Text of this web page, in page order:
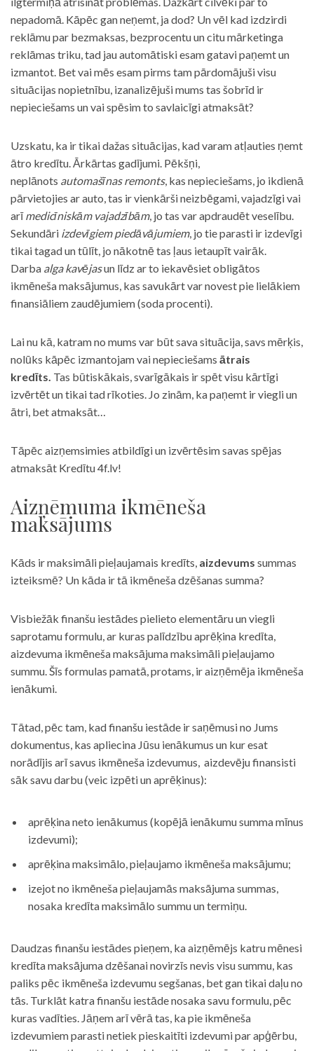
nepadomā. Kāpēc gan neņemt, ja dod? Un vēl kad izdzirdi
reklāmu par bezmaksas, bezprocentu un citu mārketinga
reklāmas triku, tad jau automātiski esam gatavi paņemt un
izmantot. Bet vai mēs esam pirms tam pārdomājuši visu
situācijas nopietnību, izanalizējuši mums tas šobrīd ir
nepieciešams un vai spēsim to savlaicīgi atmaksāt?
Uzskatu, ka ir tikai dažas situācijas, kad varam atļauties ņemt
ātro kredītu. Ārkārtas gadījumi. Pēkšņi,
neplānots automašīnas remonts, kas nepieciešams, jo ikdienā
pārvietojies ar auto, tas ir vienkārši neizbēgami, vajadzīgi vai
arīmedicīniskām vajadzībām, jo tas var apdraudēt veselību.
Sekundāri izdevīgiem piedāvājumiem, jo tie parasti ir izdevīgi
tikai tagad un tūlīt, jo nākotnē tas ļaus ietaupīt vairāk.
Darba alga kavējasun līdz ar to iekavēsiet obligātos
ikmēneša maksājumus, kas savukārt var novest pie lielākiem
finansiāliem zaudējumiem (soda procenti).
Lai nu kā, katram no mums var būt sava situācija, savs mērķis,
nolūks kāpēc izmantojam vai nepieciešams ātrais
kredīts. Tas būtiskākais, svarīgākais ir spēt visu kārtīgi
izvērtēt un tikai tad rīkoties. Jo zinām, ka paņemt ir viegli un
ātri, bet atmaksāt…
Tāpēc aizņemsimies atbildīgi un izvērtēsim savas spējas
atmaksāt Kredītu 4f.lv!
Aizņēmuma ikmēneša
maksājums
Kāds ir maksimāli pieļaujamais kredīts, aizdevums summas
izteiksmē? Un kāda ir tā ikmēneša dzēšanas summa?
Visbiežāk finanšu iestādes pielieto elementāru un viegli
saprotamu formulu, ar kuras palīdzību aprēķina kredīta,
aizdevuma ikmēneša maksājuma maksimāli pieļaujamo
summu. Šīs formulas pamatā, protams, ir aizņēmēja ikmēneša
ienākumi.
Tātad, pēc tam, kad finanšu iestāde ir saņēmusi no Jums
dokumentus, kas apliecina Jūsu ienākumus un kur esat
norādījis arī savus ikmēneša izdevumus, aizdevēju finansisti
sāk savu darbu (veic izpēti un aprēķinus):
aprēķina neto ienākumus (kopējā ienākumu summa mīnus
izdevumi);
aprēķina maksimālo, pieļaujamo ikmēneša maksājumu;
izejot no ikmēneša pieļaujamās maksājuma summas,
nosaka kredīta maksimālo summu un termiņu.
Daudzas finanšu iestādes pieņem, ka aizņēmējs katru mēnesi
kredīta maksājuma dzēšanai novirzīs nevis visu summu, kas
paliks pēc ikmēneša izdevumu segšanas, bet gan tikai daļu no
tās. Turklāt katra finanšu iestāde nosaka savu formulu, pēc
kuras vadīties. Jāņem arī vērā tas, ka pie ikmēneša
izdevumiem parasti netiek pieskaitīti izdevumi par apģērbu,